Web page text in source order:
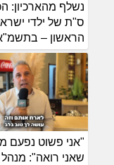
נשלף מהארכיון:
ס"ת של ילדי
הראשון –
"אני פשוט נפעם
שאני רואה": מנהל